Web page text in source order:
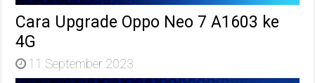
Cara Upgrade Oppo Neo 7 A1603 ke
4G
11 September 2023